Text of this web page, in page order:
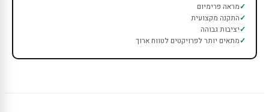
מראה פרימיום
התקנה מקצועית
יציבות גבוהה
מתאים יותר לפרויקטים לטווח ארוך